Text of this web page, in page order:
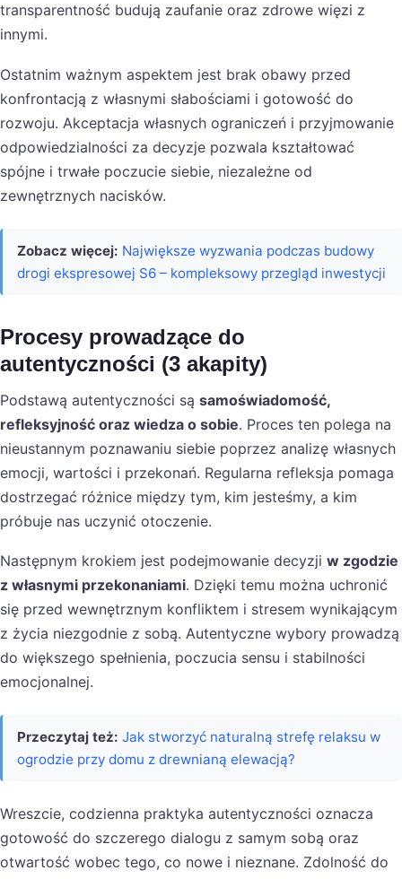
transparentność budują zaufanie oraz zdrowe więzi z
innymi.
Ostatnim ważnym aspektem jest brak obawy przed
konfrontacją z własnymi słabościami i gotowość do
rozwoju. Akceptacja własnych ograniczeń i przyjmowanie
odpowiedzialności za decyzje pozwala kształtować
spójne i trwałe poczucie siebie, niezależne od
zewnętrznych nacisków.
Zobacz więcej: Największe wyzwania podczas budowy
drogi ekspresowej S6 – kompleksowy przegląd inwestycji
Procesy prowadzące do
autentyczności (3 akapity)
Podstawą autentyczności są samoświadomość,
refleksyjność oraz wiedza o sobie. Proces ten polega na
nieustannym poznawaniu siebie poprzez analizę własnych
emocji, wartości i przekonań. Regularna refleksja pomaga
dostrzegać różnice między tym, kim jesteśmy, a kim
próbuje nas uczynić otoczenie.
Następnym krokiem jest podejmowanie decyzji w zgodzie
z własnymi przekonaniami. Dzięki temu można uchronić
się przed wewnętrznym konfliktem i stresem wynikającym
z życia niezgodnie z sobą. Autentyczne wybory prowadzą
do większego spełnienia, poczucia sensu i stabilności
emocjonalnej.
Przeczytaj też: Jak stworzyć naturalną strefę relaksu w
ogrodzie przy domu z drewnianą elewacją?
Wreszcie, codzienna praktyka autentyczności oznacza
gotowość do szczerego dialogu z samym sobą oraz
otwartość wobec tego, co nowe i nieznane. Zdolność do